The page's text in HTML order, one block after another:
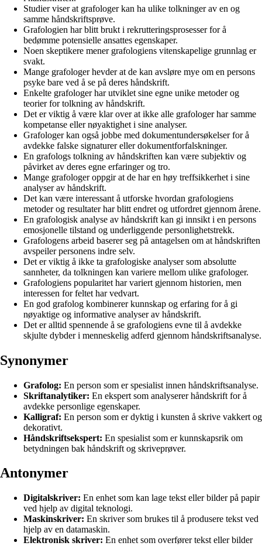
Studier viser at grafologer kan ha ulike tolkninger av en og
samme håndskriftsprøve.
Grafologien har blitt brukt i rekrutteringsprosesser for å
bedømme potensielle ansattes egenskaper.
Noen skeptikere mener grafologiens vitenskapelige grunnlag er
svakt.
Mange grafologer hevder at de kan avsløre mye om en persons
psyke bare ved å se på deres håndskrift.
Enkelte grafologer har utviklet sine egne unike metoder og
teorier for tolkning av håndskrift.
Det er viktig å være klar over at ikke alle grafologer har samme
kompetanse eller nøyaktighet i sine analyser.
Grafologer kan også jobbe med dokumentundersøkelser for å
avdekke falske signaturer eller dokumentforfalskninger.
En grafologs tolkning av håndskriften kan være subjektiv og
påvirket av deres egne erfaringer og tro.
Mange grafologer oppgir at de har en høy treffsikkerhet i sine
analyser av håndskrift.
Det kan være interessant å utforske hvordan grafologiens
metoder og resultater har blitt endret og utfordret gjennom årene.
En grafologisk analyse av håndskrift kan gi innsikt i en persons
emosjonelle tilstand og underliggende personlighetstrekk.
Grafologens arbeid baserer seg på antagelsen om at håndskriften
avspeiler personens indre selv.
Det er viktig å ikke ta grafologiske analyser som absolutte
sannheter, da tolkningen kan variere mellom ulike grafologer.
Grafologiens popularitet har variert gjennom historien, men
interessen for feltet har vedvart.
En god grafolog kombinerer kunnskap og erfaring for å gi
nøyaktige og informative analyser av håndskrift.
Det er alltid spennende å se grafologiens evne til å avdekke
skjulte dybder i menneskelig adferd gjennom håndskriftsanalyse.
Synonymer
Grafolog: En person som er spesialist innen håndskriftsanalyse.
Skriftanalytiker: En ekspert som analyserer håndskrift for å
avdekke personlige egenskaper.
Kalligraf: En person som er dyktig i kunsten å skrive vakkert og
dekorativt.
Håndskriftsekspert: En spesialist som er kunnskapsrik om
betydningen bak håndskrift og skriveprøver.
Antonymer
Digitalskriver: En enhet som kan lage tekst eller bilder på papir
ved hjelp av digital teknologi.
Maskinskriver: En skriver som brukes til å produsere tekst ved
hjelp av en datamaskin.
Elektronisk skriver: En enhet som overfører tekst eller bilder